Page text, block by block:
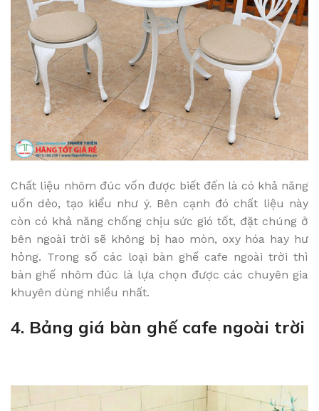
Chất liệu nhôm đúc vốn được biết đến là có khả năng
uốn dẻo, tạo kiểu như ý. Bên cạnh đó chất liệu này
còn có khả năng chống chịu sức gió tốt, đặt chúng ở
bên ngoài trời sẽ không bị hao mòn, oxy hóa hay hư
hỏng. Trong số các loại bàn ghế cafe ngoài trời thì
bàn ghế nhôm đúc là lựa chọn được các chuyên gia
khuyên dùng nhiều nhất.
4. Bảng giá bàn ghế cafe ngoài trời